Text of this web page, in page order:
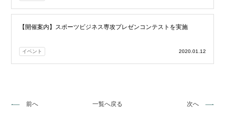
【開催案内】スポーツビジネス専攻プレゼンコンテストを実施
イベント 2020.01.12
前へ 一覧へ戻る 次へ